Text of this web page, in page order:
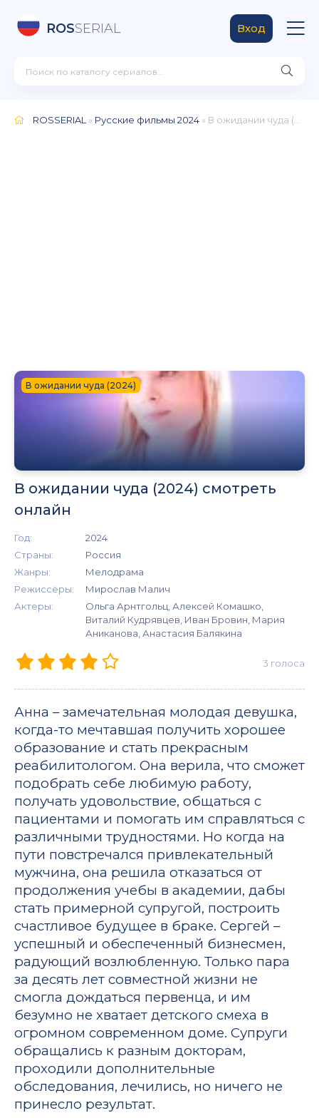
ROSSERIAL Вход
ROSSERIAL » Русские фильмы 2024 » В ожидании чуда (2024)
В ожидании чуда (2024)
В ожидании чуда (2024) смотреть
онлайн
Год:
2024
Страны:
Россия
Жанры:
Мелодрама
Режиссёры:
Мирослав Малич
Актеры:
Ольга Арнтгольц, Алексей Комашко,
Виталий Кудрявцев, Иван Бровин, Мария
Аниканова, Анастасия Балякина
3 голоса
Анна – замечательная молодая девушка,
когда-то мечтавшая получить хорошее
образование и стать прекрасным
реабилитологом. Она верила, что сможет
подобрать себе любимую работу,
получать удовольствие, общаться с
пациентами и помогать им справляться с
различными трудностями. Но когда на
пути повстречался привлекательный
мужчина, она решила отказаться от
продолжения учебы в академии, дабы
стать примерной супругой, построить
счастливое будущее в браке. Сергей –
успешный и обеспеченный бизнесмен,
радующий возлюбленную. Только пара
за десять лет совместной жизни не
смогла дождаться первенца, и им
безумно не хватает детского смеха в
огромном современном доме. Супруги
обращались к разным докторам,
проходили дополнительные
обследования, лечились, но ничего не
принесло результат.